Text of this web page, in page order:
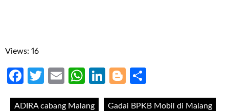
Views: 16
Facebook
Twitter
EmailWhatsApp
LinkedIn
Blogger
ADIRA cabang Malang Gadai BPKB Mobil di Malang